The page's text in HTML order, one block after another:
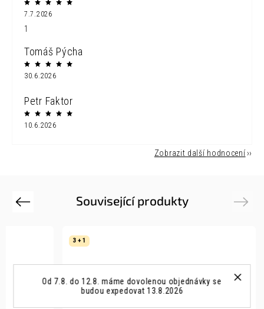
Od 7.8. do 12.8. máme dovolenou objednávky se
budou expedovat 13.8.2026
7.7.2026
1
Tomáš Pýcha
30.6.2026
Petr Faktor
10.6.2026
Zobrazit další hodnocení
Související produkty
Previous
3 + 1
Next